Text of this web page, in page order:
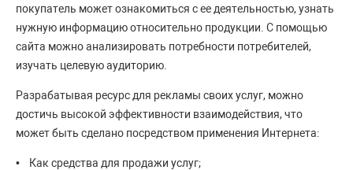
покупатель может ознакомиться с ее деятельностью, узнать
нужную информацию относительно продукции. С помощью
сайта можно анализировать потребности потребителей,
изучать целевую аудиторию.
Разрабатывая ресурс для рекламы своих услуг, можно
достичь высокой эффективности взаимодействия, что
может быть сделано посредством применения Интернета:
• Как средства для продажи услуг;